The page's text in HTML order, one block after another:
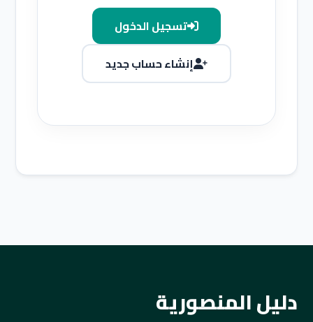
تسجيل الدخول
إنشاء حساب جديد
دليل المنصورية